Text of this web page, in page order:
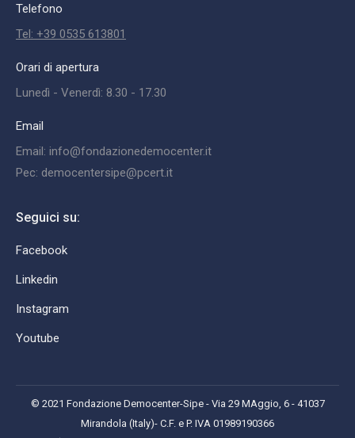
Telefono
Tel: +39 0535 613801
Orari di apertura
Lunedì - Venerdì: 8.30 - 17.30
Email
Email: info@fondazionedemocenter.it
Pec: democentersipe@pcert.it
Seguici su:
Facebook
Linkedin
Instagram
Youtube
© 2021 Fondazione Democenter-Sipe - Via 29 MAggio, 6 - 41037
Mirandola (Italy)- C.F. e P. IVA 01989190366